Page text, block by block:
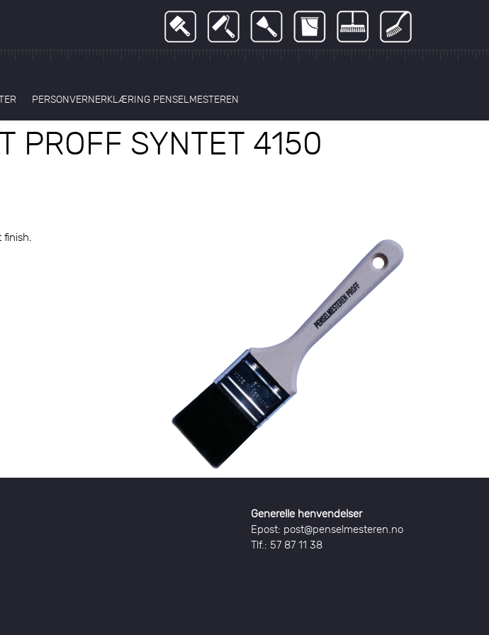
PERSONVERNERKLÆRING PENSELMESTEREN
PROFF SYNTET 4150
finish.
Generelle henvendelser
Epost: post@penselmesteren.no
Tlf.: 57 87 11 38